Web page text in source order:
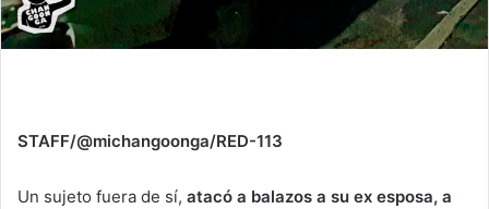
STAFF/@michangoonga/RED-113
Un sujeto fuera de sí, atacó a balazos a su ex esposa, a